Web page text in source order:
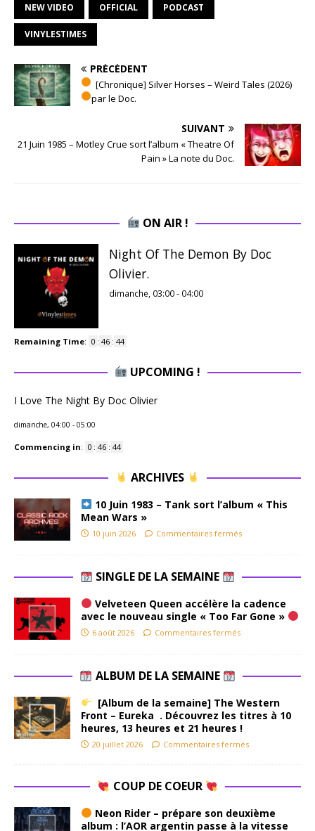
NEW VIDEO OFFICIAL PODCAST
VINYLESTIMES
PRÉCÉDENT
[Chronique] Silver Horses – Weird Tales (2026)
par le Doc.
SUIVANT
21 Juin 1985 – Motley Crue sort l’album « Theatre Of
Pain » La note du Doc.
ON AIR !
Night Of The Demon By Doc
Olivier.
dimanche, 03:00- 04:00
Remaining Time: 0 : 46 : 43
UPCOMING !
I Love The Night By Doc Olivier
dimanche, 04:00 - 05:00
Commencing in: 0 : 46 : 43
ARCHIVES
10 Juin 1983 – Tank sort l’album « This
Mean Wars »
10 juin 2026 Commentaires fermés
SINGLE DE LA SEMAINE
Velveteen Queen accélère la cadence
avec le nouveau single « Too Far Gone »
6 août 2026 Commentaires fermés
ALBUM DE LA SEMAINE
[Album de la semaine] The Western
Front – Eureka . Découvrez les titres à 10
heures, 13 heures et 21 heures !
20 juillet 2026 Commentaires fermés
COUP DE COEUR
Neon Rider – prépare son deuxième
album : l’AOR argentin passe à la vitesse